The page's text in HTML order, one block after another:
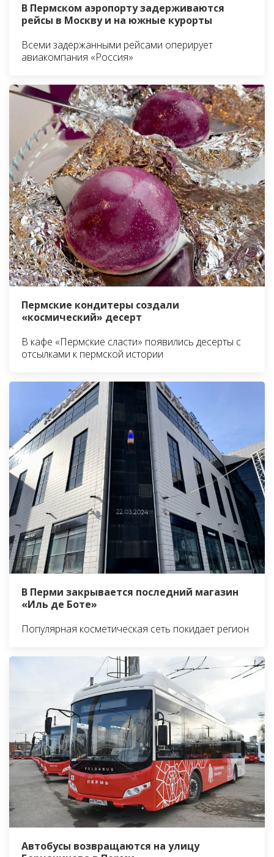
В Пермском аэропорту задерживаются
рейсы в Москву и на южные курорты
Всеми задержанными рейсами оперирует
авиакомпания «Россия»
Пермские кондитеры создали
«космический» десерт
В кафе «Пермские сласти» появились десерты с
отсылками к пермской истории
В Перми закрывается последний магазин
«Иль де Боте»
Популярная косметическая сеть покидает регион
Автобусы возвращаются на улицу